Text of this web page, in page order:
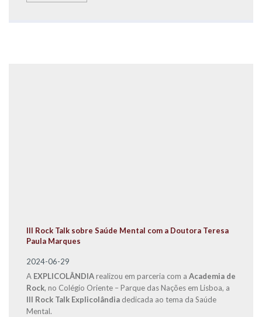
III Rock Talk sobre Saúde Mental com a Doutora Teresa
Paula Marques
2024-06-29
A EXPLICOLÂNDIArealizou em parceria com a Academia de
Rock, no Colégio Oriente – Parque das Nações em Lisboa, a
III Rock Talk Explicolândia dedicada ao tema da Saúde
Mental.